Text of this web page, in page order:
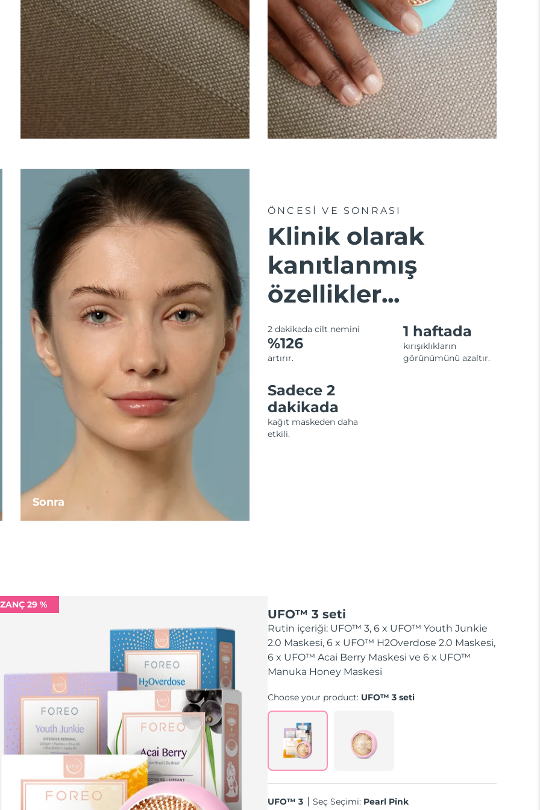
Sonra
ÖNCESİ VE SONRASI
Klinik olarak
kanıtlanmış
özellikler...
2 dakikada cilt nemini
%126
artırır.
1 haftada
kırışıklıkların
görünümünü azaltır.
Sadece 2
dakikada
kağıt maskeden daha
etkili.
29 %
UFO™ 3 seti
Rutin içeriği: UFO™ 3, 6 x UFO™ Youth Junkie
2.0 Maskesi, 6 x UFO™ H2Overdose 2.0 Maskesi,
6 x UFO™ Acai Berry Maskesi ve 6 x UFO™
Manuka Honey Maskesi
Choose your product: UFO™ 3 seti
UFO™ 3 Seç Seçimi: Pearl Pink